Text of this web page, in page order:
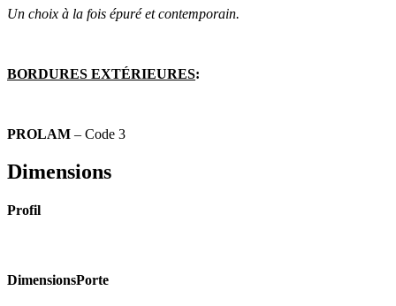
Un choix à la fois épuré et contemporain.
BORDURES EXTÉRIEURES:
PROLAM – Code 3
Dimensions
Profil
DimensionsPorte